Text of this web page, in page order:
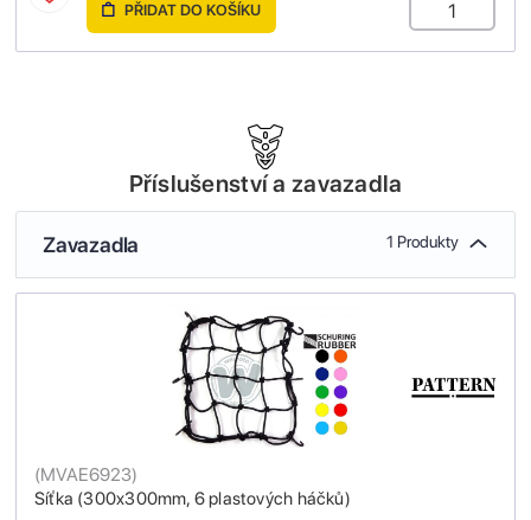
PŘIDAT DO KOŠÍKU
Příslušenství a zavazadla
Zavazadla 1 Produkty
Síťka (300x300mm, 6 plastových háčků)
(MVAE6923)